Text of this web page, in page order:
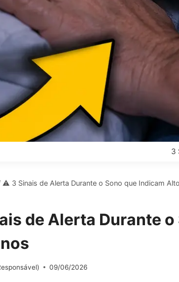
3
⚠️ 3 Sinais de Alerta Durante o Sono que Indicam
de Alerta Durante o
09/06/2026